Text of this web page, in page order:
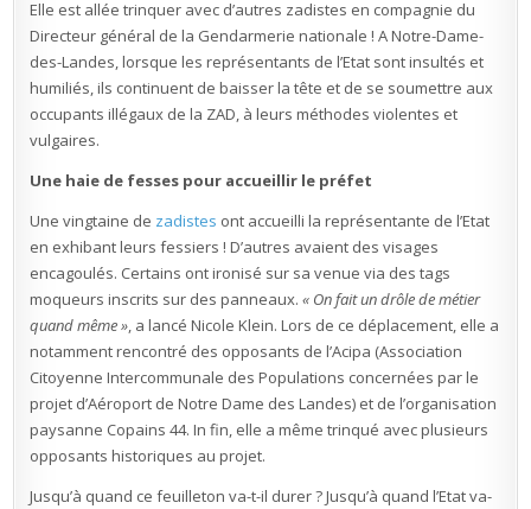
Elle est allée trinquer avec d’autres zadistes en compagnie du
Directeur général de la Gendarmerie nationale ! A Notre-Dame-
des-Landes, lorsque les représentants de l’Etat sont insultés et
humiliés, ils continuent de baisser la tête et de se soumettre aux
occupants illégaux de la ZAD, à leurs méthodes violentes et
vulgaires.
Une haie de fesses pour accueillir le préfet
Une vingtaine de zadistes ont accueilli la représentante de l’Etat
en exhibant leurs fessiers ! D’autres avaient des visages
encagoulés. Certains ont ironisé sur sa venue via des tags
moqueurs inscrits sur des panneaux.« On fait un drôle de métier
quand même », a lancé Nicole Klein. Lors de ce déplacement, elle a
notamment rencontré des opposants de l’Acipa (Association
Citoyenne Intercommunale des Populations concernées par le
projet d’Aéroport de Notre Dame des Landes) et de l’organisation
paysanne Copains 44. In fin, elle a même trinqué avec plusieurs
opposants historiques au projet.
Jusqu’à quand ce feuilleton va-t-il durer ? Jusqu’à quand l’Etat va-